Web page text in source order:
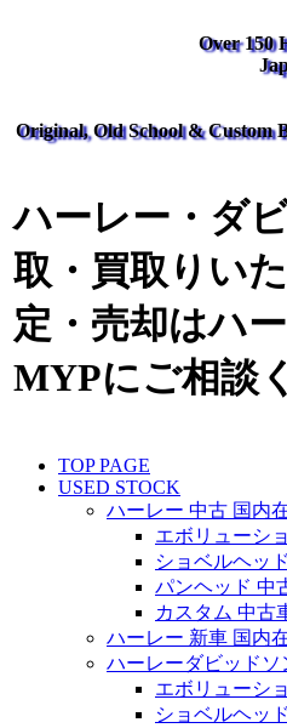
Over 150
Original, Old School & Custom
ハーレー・ダ
取・買取りい
定・売却はハ
MYPにご相談
TOP PAGE
USED STOCK
ハーレー 中古 国内
エボリューシ
ショベルヘッ
パンヘッド 中
カスタム 中古
ハーレー 新車 国内
ハーレーダビッドソ
エボリューシ
ショベルヘッ